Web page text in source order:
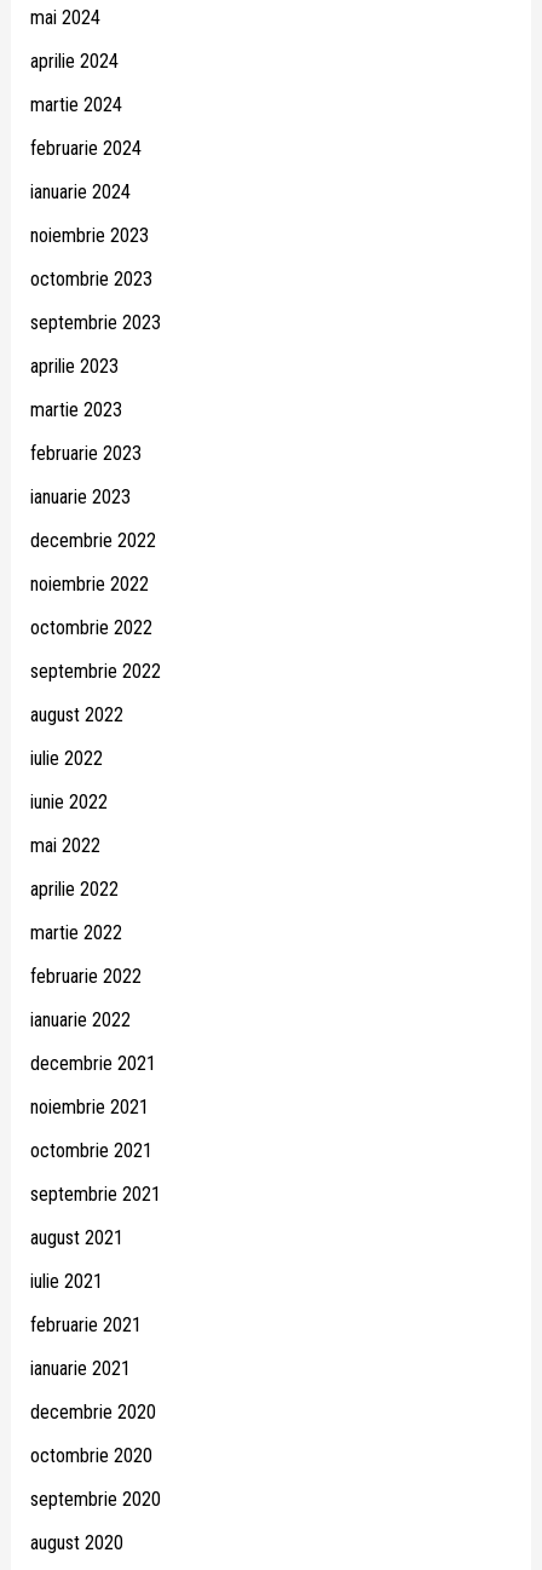
mai 2024
aprilie 2024
martie 2024
februarie 2024
ianuarie 2024
noiembrie 2023
octombrie 2023
septembrie 2023
aprilie 2023
martie 2023
februarie 2023
ianuarie 2023
decembrie 2022
noiembrie 2022
octombrie 2022
septembrie 2022
august 2022
iulie 2022
iunie 2022
mai 2022
aprilie 2022
martie 2022
februarie 2022
ianuarie 2022
decembrie 2021
noiembrie 2021
octombrie 2021
septembrie 2021
august 2021
iulie 2021
februarie 2021
ianuarie 2021
decembrie 2020
octombrie 2020
septembrie 2020
august 2020